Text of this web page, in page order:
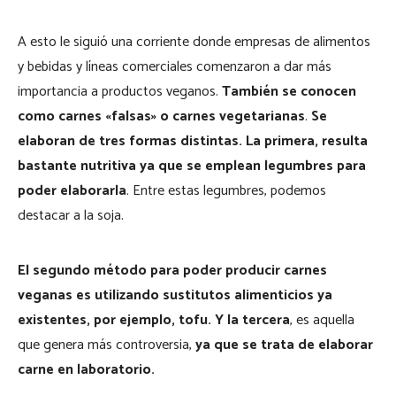
A esto le siguió una corriente donde empresas de alimentos
y bebidas y líneas comerciales comenzaron a dar más
importancia a productos veganos.También se conocen
como carnes «falsas» o carnes vegetarianas. Se
elaboran de tres formas distintas. La primera, resulta
bastante nutritiva ya que se emplean legumbres para
poder elaborarla. Entre estas legumbres, podemos
destacar a la soja.
El segundo método para poder producir carnes
veganas es utilizando sustitutos alimenticios ya
existentes, por ejemplo, tofu. Y la tercera, es aquella
que genera más controversia,ya que se trata de elaborar
carne en laboratorio.